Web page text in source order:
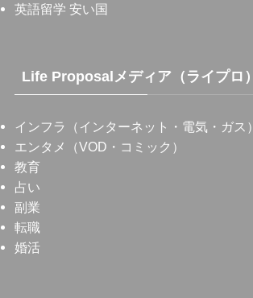
英語留学 安い国
Life Proposalメディア（ライプロ）
インフラ（インターネット・電気・ガス）
エンタメ（VOD・コミック）
教育
占い
副業
転職
婚活